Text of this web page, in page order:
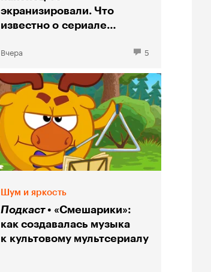
экранизировали. Что
известно о сериале
Вчера 5
Шум и яркость
Подкаст
«Смешарики»:
как создавалась музыка
к культовому мультсериалу